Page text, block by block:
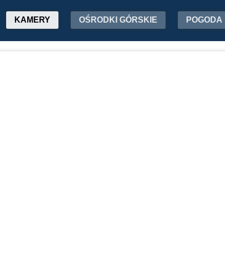
KAMERY OŚRODKI GÓRSKIE POGODA